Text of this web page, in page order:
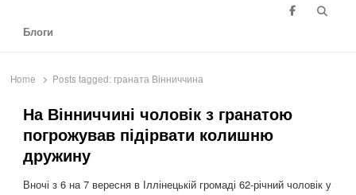
Блоги
Home Posts tagged: граната Вінниччина
На Вінниччині чоловік з гранатою
погрожував підірвати колишню
дружину
Вночі з 6 на 7 вересня в Іллінецькій громаді 62-річний чоловік у